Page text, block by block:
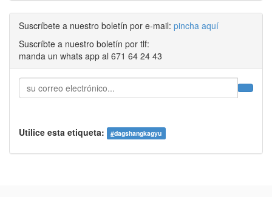
Suscríbete a nuestro boletín por e-mail: pincha aquí
Suscríbte a nuestro boletín por tlf:
manda un whats app al 671 64 24 43
Utilice esta etiqueta: #dagshangkagyu